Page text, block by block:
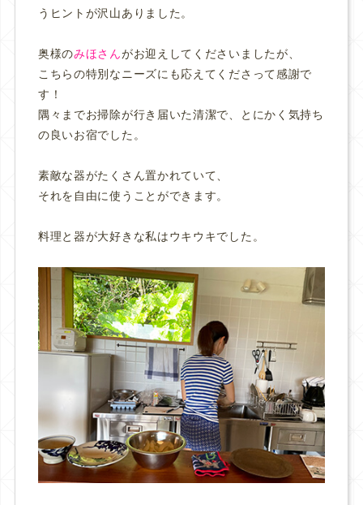
うヒントが沢山ありました。
奥様のみほさんがお迎えしてくださいましたが、
こちらの特別なニーズにも応えてくださって感謝で
す！
隅々までお掃除が行き届いた清潔で、とにかく気持ち
の良いお宿でした。
素敵な器がたくさん置かれていて、
それを自由に使うことができます。
料理と器が大好きな私はウキウキでした。